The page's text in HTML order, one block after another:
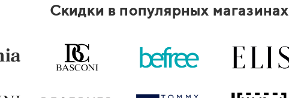
Скидки в популярных магазинах